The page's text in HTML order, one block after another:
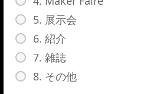
5. 展示会
6. 紹介
7. 雑誌
8. その他